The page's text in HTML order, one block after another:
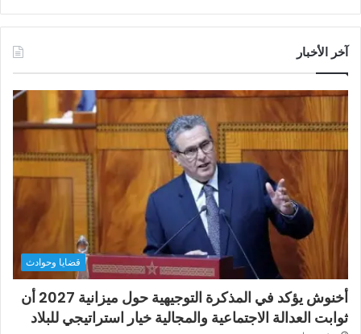
آخر الأخبار
قضايا وحوادث
أخنوش يؤكد في المذكرة التوجيهية حول ميزانية 2027 أن
ثوابت العدالة الاجتماعية والمجالية خيار استراتيجي للبلاد